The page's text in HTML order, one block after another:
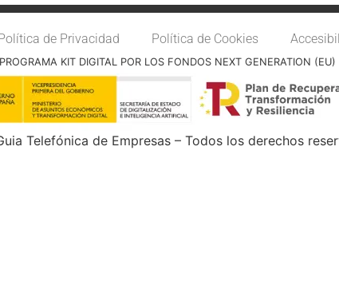
de Privacidad Política de Cookies
KIT DIGITAL POR LOS FONDOS NEXT GENERATION
Telefónica de Empresas – Todos los derechos